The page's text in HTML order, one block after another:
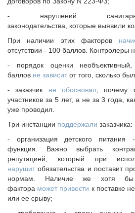
- нарушений санитарно-
законодательства, которые выявили
При наличии этих факторов
отсутствии - 100 баллов. Контролеры
- порядок оценки необъективный,
баллов не зависит от того, сколько
- заказчик не обосновал , почему
участников за 5 лет, а не за 3 года,
уже проводил.
Три инстанции поддержали заказчика:
- организация детского питания
функция. Важно выбрать
репутацией, который при
нарушит обязательства и поставит
нормам. Наличие же хотя бы
фактора может привести к поставке
или ее срыву;